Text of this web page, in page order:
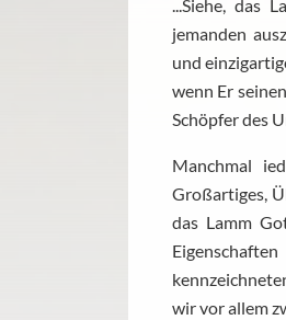
...Siehe, das
jemanden
und
wenn Er
Schöpfer des
Manchmal
Großartiges,
das Lamm
wir vor allem